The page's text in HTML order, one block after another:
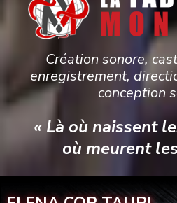
Création sonore,
enregistrement,
conception
« Là où naissent
où meurent